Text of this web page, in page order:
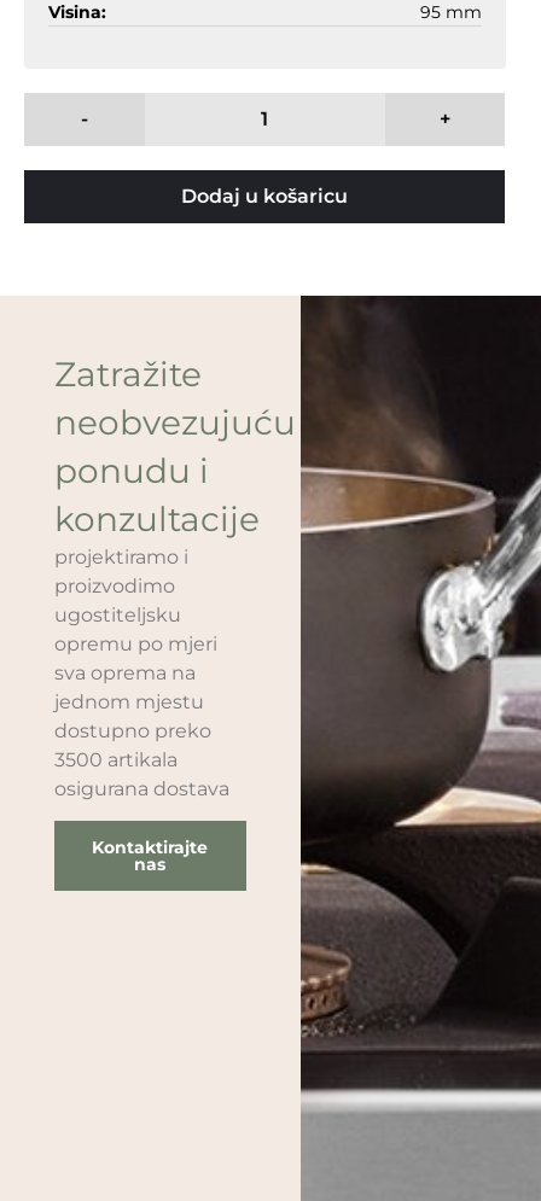
Visina: 95 mm
- +
Dodaj u košaricu
Zatražite
neobvezujuću
ponudu i
konzultacije
projektiramo i
proizvodimo
ugostiteljsku
opremu po mjeri
sva oprema na
jednom mjestu
dostupno preko
3500 artikala
osigurana dostava
Kontaktirajte
nas